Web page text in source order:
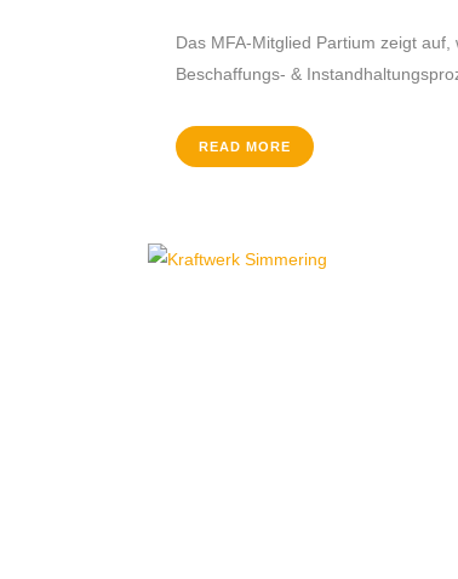
Das MFA-Mitglied Partium zeigt
Beschaffungs- &
READ MORE